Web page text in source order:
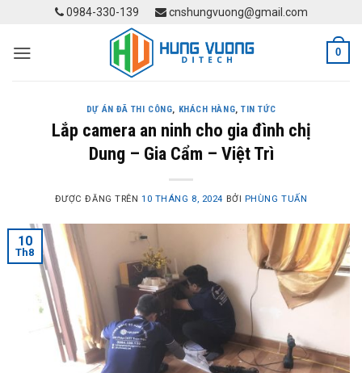
content
0984-330-139 cnshungvuong@gmail.com
0
DỰ ÁN ĐÃ THI CÔNG, KHÁCH HÀNG,TIN TỨC
Lắp camera an ninh cho gia đình chị
Dung – Gia Cẩm – Việt Trì
ĐƯỢC ĐĂNG TRÊN 10 THÁNG 8, 2024 BỞI PHÙNG TUẤN
10
Th8